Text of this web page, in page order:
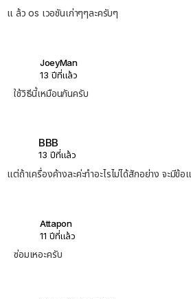
แ ล้ว os เวอชันเก่าๆๆละครับๆ
JoeyMan
13 ปีที่แล้ว
ใช้วิธีนี้เหมือนกันครับ
BBB
13 ปีที่แล้ว
แต่ถ้าเครื่องค้างละค่ะทำอะไรไม่ได้สักอย่าง จะมีข้อ
Attapon
11 ปีที่แล้ว
ซ่อมเหอะครับ